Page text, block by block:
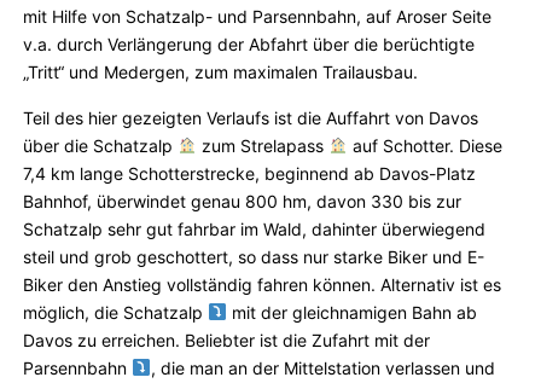
mit Hilfe von Schatzalp- und Parsennbahn, auf Aroser Seite
v.a. durch Verlängerung der Abfahrt über die berüchtigte
„Tritt“ und Medergen, zum maximalen Trailausbau.
Teil des hier gezeigten Verlaufs ist die Auffahrt von Davos
über die Schatzalp
zum Strelapass
auf Schotter. Diese
7,4 km lange Schotterstrecke, beginnend ab Davos-Platz
Bahnhof, überwindet genau 800 hm, davon 330 bis zur
Schatzalp sehr gut fahrbar im Wald, dahinter überwiegend
steil und grob geschottert, so dass nur starke Biker und E-
Biker den Anstieg vollständig fahren können. Alternativ ist es
möglich, die Schatzalp
mit der gleichnamigen Bahn ab
Davos zu erreichen. Beliebter ist die Zufahrt mit der
Parsennbahn
, die man an der Mittelstation verlassen und